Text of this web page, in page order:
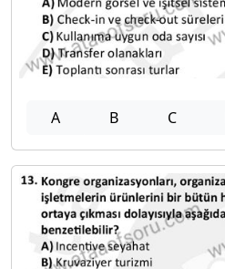
A B C